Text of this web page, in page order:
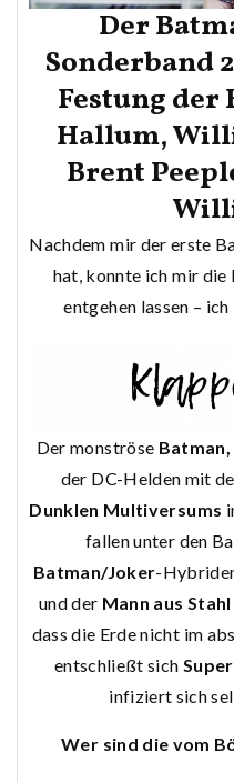
Der
Sonderband
Festung der
Hallum,
Brent
Nachdem mir der erste
hat, konnte ich mir
entgehen lassen –
Der monströse
der DC-Helden mit
Dunklen Multiversums
fallen unter den
Batman/Joker-
und der Mann aus Stahl
dass die Erde nicht im
entschließt sich
infiziert sich
Wer sind die vom